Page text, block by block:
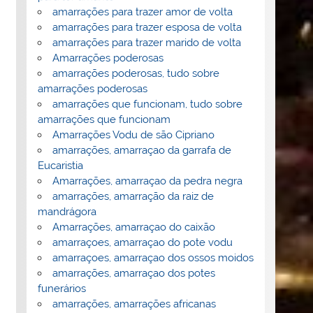
amarrações para trazer amor de volta
amarrações para trazer esposa de volta
amarrações para trazer marido de volta
Amarrações poderosas
amarrações poderosas, tudo sobre
amarrações poderosas
amarrações que funcionam, tudo sobre
amarrações que funcionam
Amarrações Vodu de são Cipriano
amarrações, amarraçao da garrafa de
Eucaristia
Amarrações, amarraçao da pedra negra
amarrações, amarração da raiz de
mandrágora
Amarrações, amarraçao do caixão
amarraçoes, amarraçao do pote vodu
amarraçoes, amarraçao dos ossos moidos
amarrações, amarraçao dos potes
funerários
amarrações, amarrações africanas